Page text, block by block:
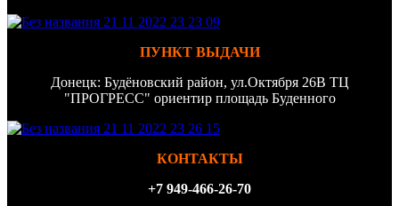
ПУНКТ ВЫДАЧИ
Донецк: Будёновский район, ул.Октября 26В ТЦ
"ПРОГРЕСС" ориентир площадь Буденного
КОНТАКТЫ
+7 949-466-26-70